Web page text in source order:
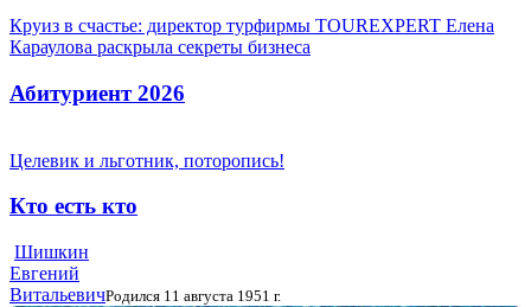
Круиз в счастье: директор турфирмы TOUREXPERT Елена
Караулова раскрыла секреты бизнеса
Абитуриент 2026
Целевик и льготник, поторопись!
Кто есть кто
Шишкин
Евгений
ВитальевичРодился 11 августа 1951 г.